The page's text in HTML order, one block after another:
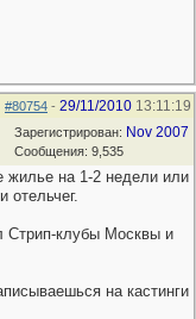
#80754 - 29/11/2010 13:11:19
Зарегистрирован: Nov 2007
Сообщения: 9,535
на 1-2 недели или
отельчег.
Стрип-клубы Москвы и
на кастинги